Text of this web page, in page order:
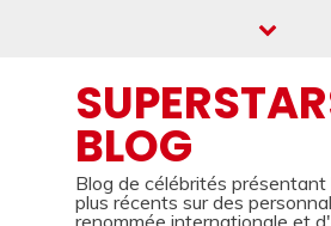
BLOG
Blog de célébrités présentant
plus récents sur des
renommée internationale et